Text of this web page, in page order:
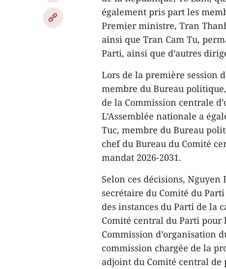
également pris part les
Premier ministre, Tran
ainsi que Tran Cam Tu,
Parti, ainsi que d’autres
Lors de la première session
membre du Bureau
de la Commission centrale
L’Assemblée nationale a
Tuc, membre du Bureau
chef du Bureau du Comité
mandat 2026-2031.
Selon ces décisions,
secrétaire du Comité du
des instances du Parti de la
Comité central du Parti pour
Commission d’organisation
commission chargée de la
adjoint du Comité central